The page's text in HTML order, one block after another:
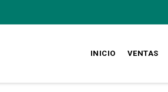
INICIO VENTAS